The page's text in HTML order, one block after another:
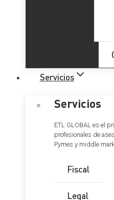
Servicios
Servicios
ETL GLOBAL es el
profesionales de
Pymes y middle
Fiscal
Legal